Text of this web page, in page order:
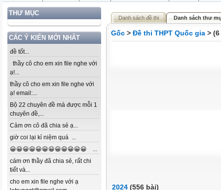
THƯ MỤC
CÁC Ý KIẾN MỚI NHẤT
đề tốt...
thầy cô cho em xin file nghe với
ạ!...
thầy cô cho em xin file nghe với
ạ! email:...
Bộ 22 chuyên đề mà được mỗi 1
chuyên đề,...
Cảm ơn cô đã chia sẻ ạ...
giờ coi lại kỉ niệm quá ...
😀😀😀😀😀😀😀😀😀😀😀😀 ...
cám ơn thầy đã chia sẻ, rất chi
tiết và...
cho em xin file nghe với ạ
Danh sách đề thi Danh sách thư
Gốc > Đề thi THPT Quốc gia >
2024 (556 bài)